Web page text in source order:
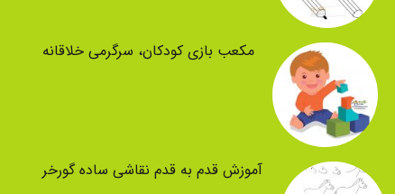
مکعب بازی کودکان، سرگرمی خلاقانه
آموزش قدم به قدم نقاشی ساده گورخر